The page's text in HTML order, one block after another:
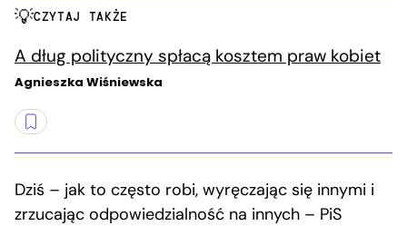
CZYTAJ TAKŻE
A dług polityczny spłacą kosztem praw kobiet
Agnieszka Wiśniewska
Dziś – jak to często robi, wyręczając się innymi i
zrzucając odpowiedzialność na innych – PiS